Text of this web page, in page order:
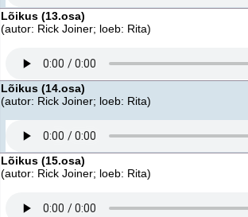
Lõikus (13.osa)
(autor: Rick Joiner; loeb: Rita)
Lõikus (14.osa)
(autor: Rick Joiner; loeb: Rita)
Lõikus (15.osa)
(autor: Rick Joiner; loeb: Rita)